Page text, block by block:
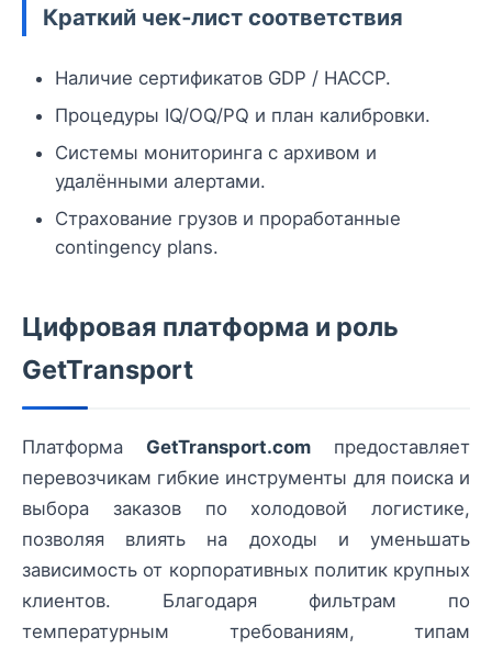
Краткий чек‑лист соответствия
Наличие сертификатов GDP / HACCP.
Процедуры IQ/OQ/PQ и план калибровки.
Системы мониторинга с архивом и
удалёнными алертами.
Страхование грузов и проработанные
contingency plans.
Цифровая платформа и роль
GetTransport
Платформа GetTransport.com предоставляет
перевозчикам гибкие инструменты для поиска и
выбора заказов по холодовой логистике,
позволяя влиять на доходы и уменьшать
зависимость от корпоративных политик крупных
клиентов. Благодаря фильтрам по
температурным требованиям, типам